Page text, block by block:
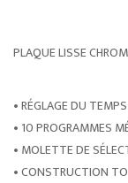
PLAQUE LISSE
• RÉGLAGE DU
• 10 PROGRAMMES
• MOLETTE DE
• CONSTRUCTION